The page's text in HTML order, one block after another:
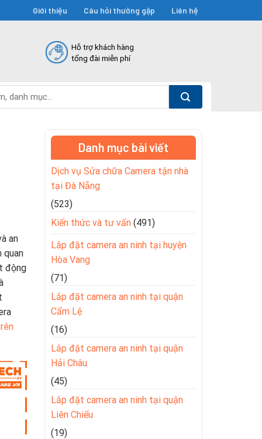
Giới thiệu Câu hỏi thường gặp Liên hệ
Hỗ trợ khách hàng
tổng đài miễn phí
an
quan
động
Danh mục bài viết
Dịch vụ Sửa chữa Camera tận nhà
tại Đà Nẵng
(523)
Kiến thức và tư vấn (491)
Lắp đặt camera an ninh tại huyện
Hòa Vang
(71)
Lắp đặt camera an ninh tại quận
Cẩm Lệ
(16)
Lắp đặt camera an ninh tại quận
Hải Châu
(45)
Lắp đặt camera an ninh tại quận
Liên Chiểu
(19)